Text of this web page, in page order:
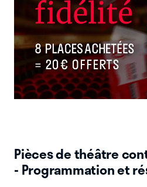
Pièces de théâtre
- Programmation et